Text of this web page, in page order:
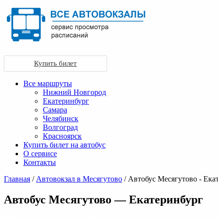
Купить билет
Все маршруты
Нижний Новгород
Екатеринбург
Самара
Челябинск
Волгоград
Красноярск
Купить билет на автобус
О сервисе
Контакты
Главная / Автовокзал в Месягутово / Автобус Месягутово -
Автобус Месягутово — Екатеринбург